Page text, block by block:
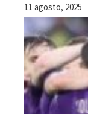
11 agosto, 2025